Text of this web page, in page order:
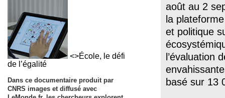
<>École, le défi
de l’égalité
Dans ce documentaire produit par
CNRS images et diffusé avec
août au 2
la
et politique
l’évaluation
basé sur 13